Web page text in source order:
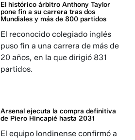
El histórico árbitro Anthony Taylor
pone fin a su carrera tras dos
Mundiales y más de 800 partidos
El reconocido colegiado inglés
puso fin a una carrera de más de
20 años, en la que dirigió 831
partidos.
Arsenal ejecuta la compra definitiva
de Piero Hincapié hasta 2031
El equipo londinense confirmó a